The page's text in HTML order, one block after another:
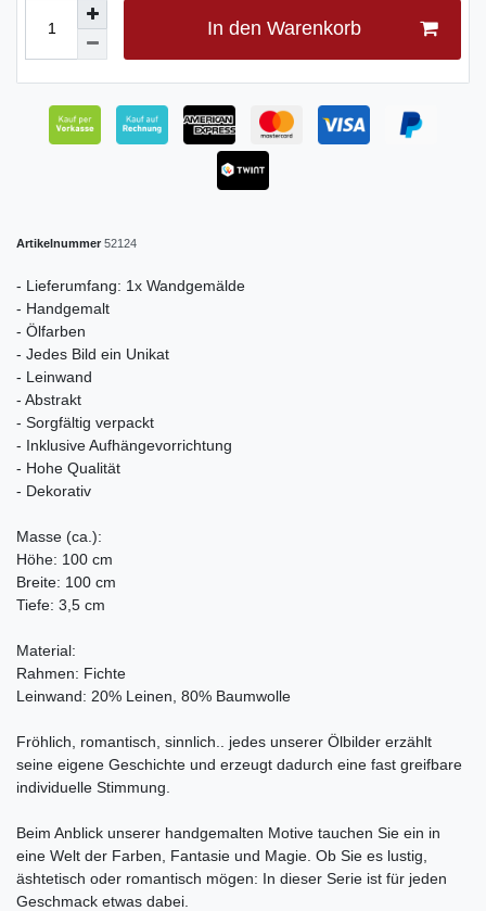
In den Warenkorb
Artikelnummer 52124
- Lieferumfang: 1x Wandgemälde
- Handgemalt
- Ölfarben
- Jedes Bild ein Unikat
- Leinwand
- Abstrakt
- Sorgfältig verpackt
- Inklusive Aufhängevorrichtung
- Hohe Qualität
- Dekorativ
Masse (ca.):
Höhe: 100 cm
Breite: 100 cm
Tiefe: 3,5 cm
Material:
Rahmen: Fichte
Leinwand: 20% Leinen, 80% Baumwolle
Fröhlich, romantisch, sinnlich.. jedes unserer Ölbilder erzählt
seine eigene Geschichte und erzeugt dadurch eine fast greifbare
individuelle Stimmung.
Beim Anblick unserer handgemalten Motive tauchen Sie ein in
eine Welt der Farben, Fantasie und Magie. Ob Sie es lustig,
äshtetisch oder romantisch mögen: In dieser Serie ist für jeden
Geschmack etwas dabei.